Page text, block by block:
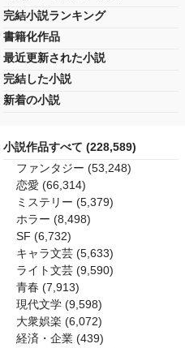
完結小説ランキング
書籍化作品
最近更新された小説
完結した小説
新着の小説
小説作品すべて (228,589)
ファンタジー (53,248)
恋愛 (66,314)
ミステリー (5,379)
ホラー (8,498)
SF (6,732)
キャラ文芸 (5,633)
ライト文芸 (9,590)
青春 (7,913)
現代文学 (9,598)
大衆娯楽 (6,072)
経済・企業 (439)